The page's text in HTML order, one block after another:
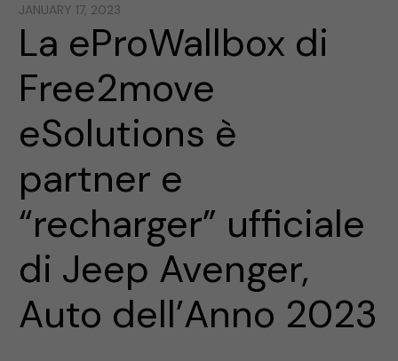
JANUARY 17, 2023
La eProWallbox di
Free2move
eSolutions è
partner e
“recharger” ufficiale
di Jeep Avenger,
Auto dell’Anno 2023